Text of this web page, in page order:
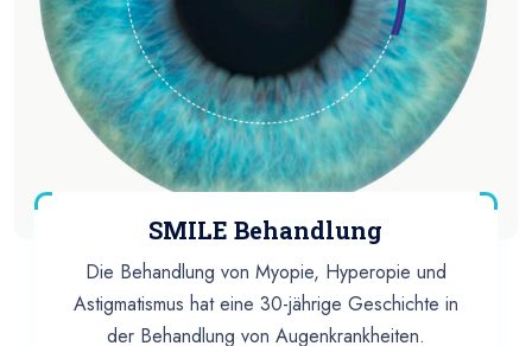
SMILE Behandlung
Die Behandlung von Myopie, Hyperopie und
Astigmatismus hat eine 30-jährige Geschichte in
der Behandlung von Augenkrankheiten.